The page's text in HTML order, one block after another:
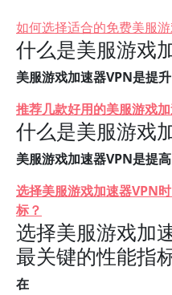
如何选择适合的免费美服
什么是美服游戏
美服游戏加速器VPN是提升
推荐几款好用的美服游戏
什么是美服游戏
美服游戏加速器VPN是提高
选择美服游戏加速器VPN
标？
选择美服游戏加
最关键的性能指
在